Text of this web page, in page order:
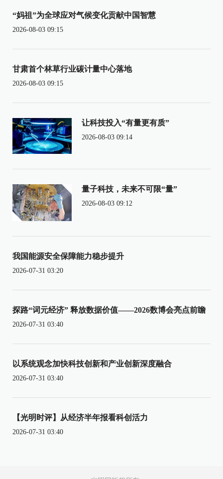
“妈祖”为全球应对气候变化贡献中国智慧
2026-08-03 09:15
甘肃首个林草行业碳计量中心落地
2026-08-03 09:15
让科技投入“有量更有质”
2026-08-03 09:14
量子科技，未来不可限“量”
2026-08-03 09:12
我国能源安全保障能力稳步提升
2026-07-31 03:20
探路“词元经济” 释放数据价值——2026数博会亮点前瞻
2026-07-31 03:40
以系统观念加快科技创新和产业创新深度融合
2026-07-31 03:40
【光明时评】从经济半年报看科创活力
2026-07-31 03:40